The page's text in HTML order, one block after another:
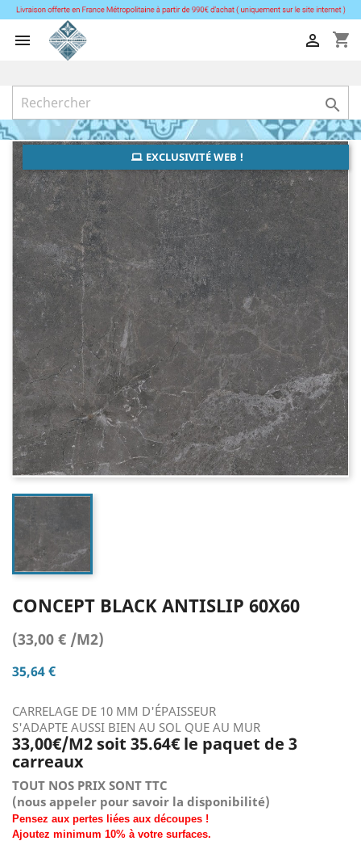
 shopping_cart


EXCLUSIVITÉ WEB !
CONCEPT BLACK ANTISLIP 60X60
(33,00 € /M2)
35,64 €
CARRELAGE DE 10 MM D'ÉPAISSEUR
S'ADAPTE AUSSI BIEN AU SOL QUE AU MUR
33,00€/M2 soit 35.64€ le paquet de 3
carreaux
TOUT NOS PRIX SONT TTC
(nous appeler pour savoir la disponibilité)
Pensez aux pertes liées aux découpes !
Ajoutez minimum 10% à votre surfaces.